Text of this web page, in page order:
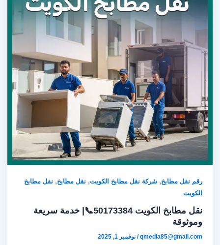
رقم نقل مطابخ,شركة نقل مطابخ الكويت, نقل مطابخ, نقل مطابخ
الكويت
نقل مطابخ الكويت 50173384📞| خدمة سريعة
وموثوقة
qmedia85@gmail.com
/نوفمبر 1, 2025